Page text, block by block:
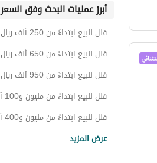
أبرز عمليات البحث وفق السعر
فلل للبيع ابتداءً من 250 ألف ريال في الرياض
فلل للبيع ابتداءً من 650 ألف ريال في الرياض
فلل للبيع ابتداءً من 950 ألف ريال في الرياض
عرض المزيد